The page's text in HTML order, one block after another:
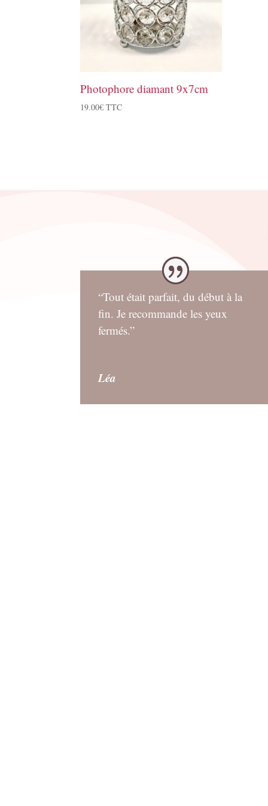
Photophore diamant 9x7cm
19.00€ TTC
“Tout était parfait, du début à la
fin. Je recommande les yeux
fermés.”
Léa